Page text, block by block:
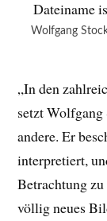
Wolfgang
„In den
setzt
andere. Er
interpretiert,
Betrachtung
völlig neues